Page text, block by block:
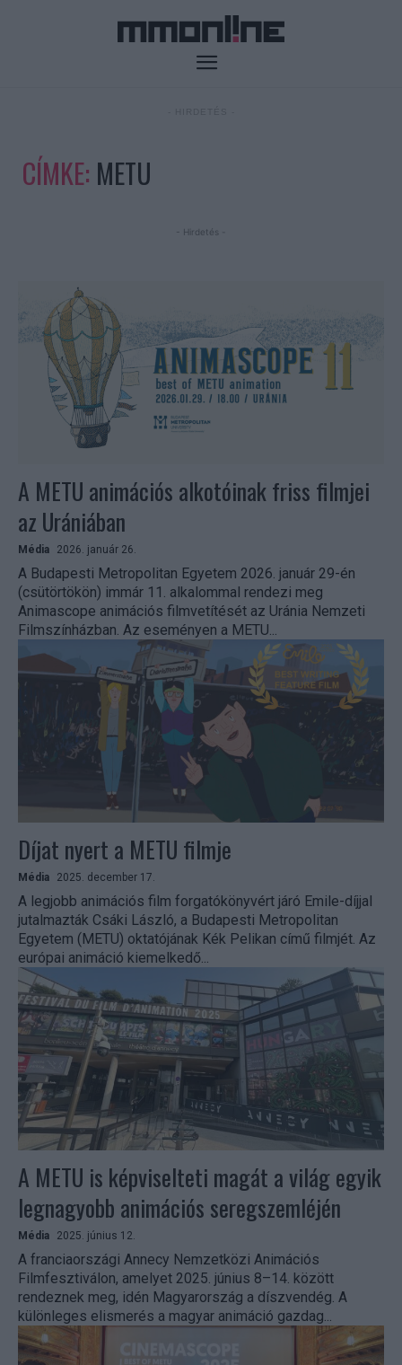
CÍMKE: METU
- Hirdetés -
A METU animációs alkotóinak friss filmjei
az Urániában
Média 2026. január 26.
A Budapesti Metropolitan Egyetem 2026. január 29-én
(csütörtökön) immár 11. alkalommal rendezi meg
Animascope animációs filmvetítését az Uránia Nemzeti
Filmszínházban. Az eseményen a METU...
Díjat nyert a METU filmje
Média 2025. december 17.
A legjobb animációs film forgatókönyvért járó Emile-díjjal
jutalmazták Csáki László, a Budapesti Metropolitan
Egyetem (METU) oktatójának Kék Pelikan című filmjét. Az
európai animáció kiemelkedő...
A METU is képviselteti magát a világ egyik
legnagyobb animációs seregszemléjén
Média 2025. június 12.
A franciaországi Annecy Nemzetközi Animációs
Filmfesztiválon, amelyet 2025. június 8–14. között
rendeznek meg, idén Magyarország a díszvendég. A
különleges elismerés a magyar animáció gazdag...